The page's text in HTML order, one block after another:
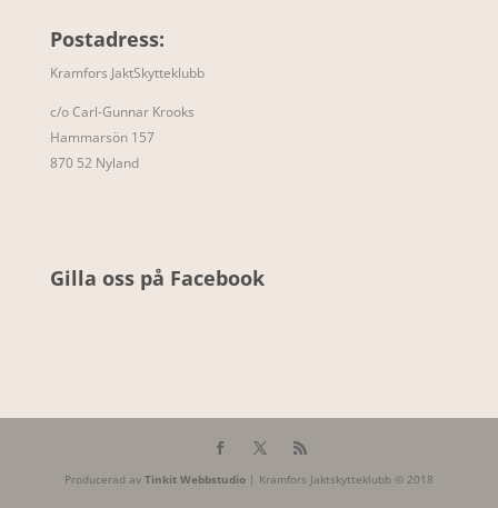
Postadress:
Kramfors JaktSkytteklubb
c/o Carl-Gunnar Krooks
Hammarsön 157
870 52 Nyland
Gilla oss på Facebook
Producerad av Tinkit Webbstudio| Kramfors Jaktskytteklubb © 2018